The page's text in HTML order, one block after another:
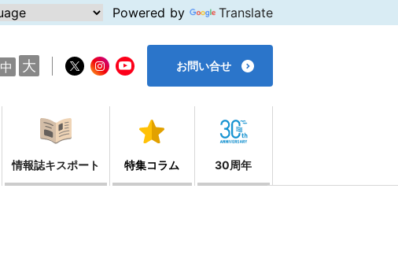
Powered by Translate
中 大 お問い合せ
情報誌キスポート 特集コラム 30周年